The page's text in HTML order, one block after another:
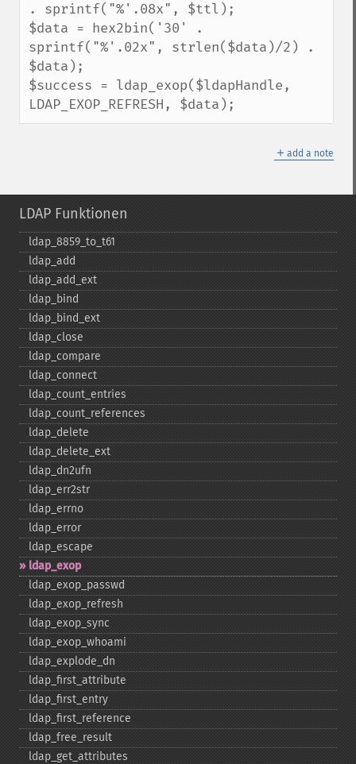
. sprintf("%'.08x", $ttl);
$data = hex2bin('30' .
sprintf("%'.02x", strlen($data)/2) .
$data);
$success = ldap_exop($ldapHandle,
LDAP_EXOP_REFRESH, $data);
＋ add a note
LDAP Funktionen
ldap_​8859_​to_​t61
ldap_​add
ldap_​add_​ext
ldap_​bind
ldap_​bind_​ext
ldap_​close
ldap_​compare
ldap_​connect
ldap_​count_​entries
ldap_​count_​references
ldap_​delete
ldap_​delete_​ext
ldap_​dn2ufn
ldap_​err2str
ldap_​errno
ldap_​error
ldap_​escape
ldap_​exop
ldap_​exop_​passwd
ldap_​exop_​refresh
ldap_​exop_​sync
ldap_​exop_​whoami
ldap_​explode_​dn
ldap_​first_​attribute
ldap_​first_​entry
ldap_​first_​reference
ldap_​free_​result
ldap_​get_​attributes